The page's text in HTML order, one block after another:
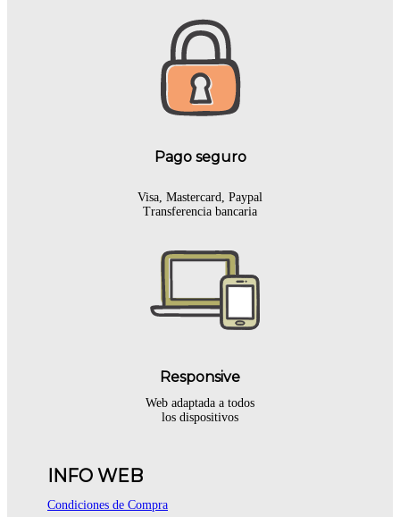
Pago seguro
Visa, Mastercard, Paypal
Transferencia bancaria
Responsive
Web adaptada a todos
los dispositivos
INFO WEB
Condiciones de Compra